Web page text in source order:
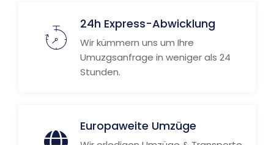
24h Express-Abwicklung
Wir kümmern uns um Ihre
Umuzgsanfrage in weniger als 24
Stunden.
Europaweite Umzüge